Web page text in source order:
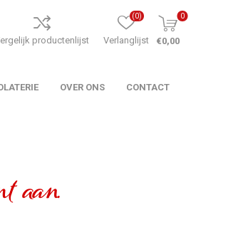
productenlijst Verlanglijst
(0) 0
€0,00
OVER ONS CONTACT
aan.